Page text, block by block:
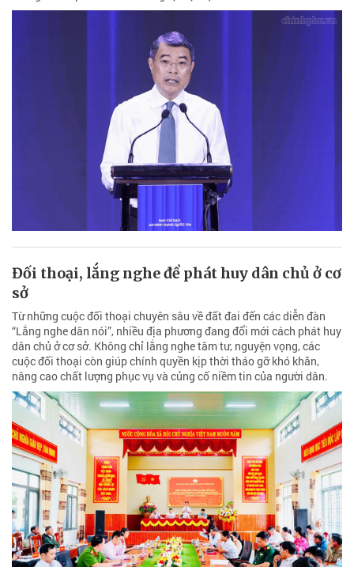
Đối thoại, lắng nghe để phát huy dân chủ ở cơ
sở
Từ những cuộc đối thoại chuyên sâu về đất đai đến các diễn đàn
“Lắng nghe dân nói”, nhiều địa phương đang đổi mới cách phát huy
dân chủ ở cơ sở. Không chỉ lắng nghe tâm tư, nguyện vọng, các
cuộc đối thoại còn giúp chính quyền kịp thời tháo gỡ khó khăn,
nâng cao chất lượng phục vụ và củng cố niềm tin của người dân.